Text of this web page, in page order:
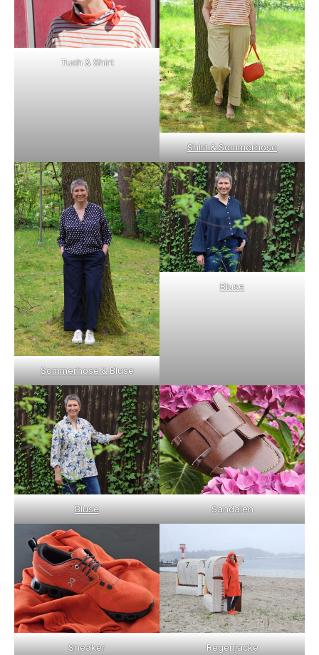
Tuch & Shirt
Shirt & Sommerhose
Sommerhose &Bluse
Bluse
Bluse Sandalen
Sneaker Regenjacke